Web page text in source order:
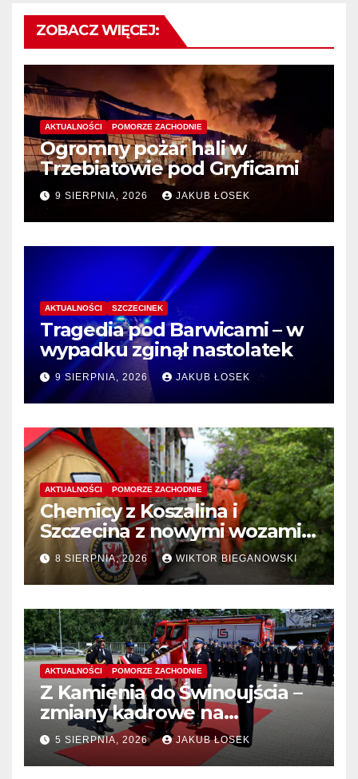
ZOBACZ WIĘCEJ:
AKTUALNOŚCI POMORZE ZACHODNIE
Ogromny pożar hali w
Trzebiatowie pod Gryficami
9 SIERPNIA, 2026 JAKUB ŁOSEK
AKTUALNOŚCI SZCZECINEK
Tragedia pod Barwicami – w
wypadku zginął nastolatek
9 SIERPNIA, 2026 JAKUB ŁOSEK
AKTUALNOŚCI POMORZE ZACHODNIE
Chemicy z Koszalina i
Szczecina z nowymi wozami –
wyłoniono wykonawcę
8 SIERPNIA, 2026 WIKTOR BIEGANOWSKI
AKTUALNOŚCI POMORZE ZACHODNIE
Z Kamienia do Świnoujścia –
zmiany kadrowe na
stanowiskach komendantów
5 SIERPNIA, 2026 JAKUB ŁOSEK